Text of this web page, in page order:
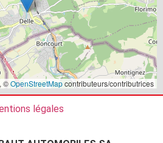
, ©OpenStreetMapcontributeurs/contributrices
légales